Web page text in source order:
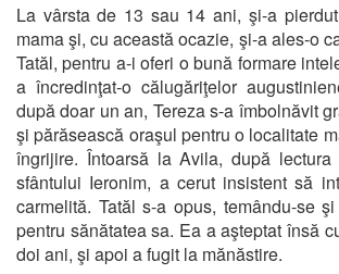
La vârsta de 13 sau 14 ani, şi-a
mama şi, cu această ocazie, şi-a ales-o
Tatăl, pentru a-i oferi o bună formare
a încredinţat-o călugăriţelor
după doar un an, Tereza s-a îmbolnăvit
şi părăsească oraşul pentru o localitate
îngrijire. Întoarsă la Avila, după
sfântului Ieronim, a cerut insistent să
carmelită. Tatăl s-a opus, temându-se
pentru sănătatea sa. Ea a aşteptat însă
doi ani, şi apoi a fugit la mănăstire.